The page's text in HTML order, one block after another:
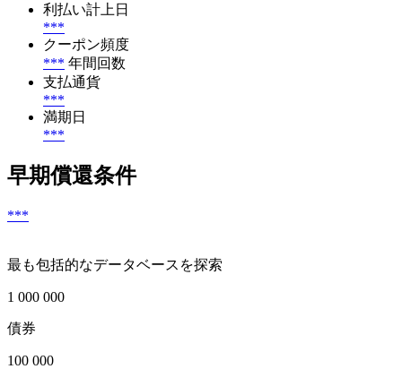
利払い計上日
***
クーポン頻度
*** 年間回数
支払通貨
***
満期日
***
早期償還条件
***
最も包括的なデータベースを探索
1 000 000
債券
100 000